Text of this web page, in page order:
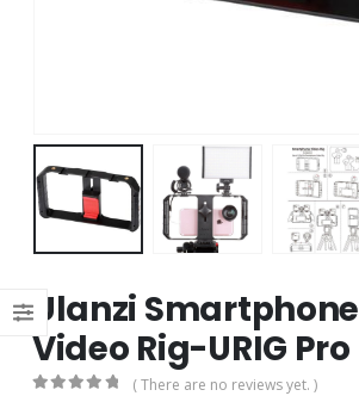
Ulanzi Smartphone
Video Rig-URIG Pro
( There are no reviews yet. )